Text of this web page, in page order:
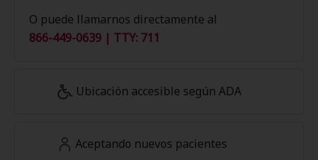
O puede llamarnos directamente al
866-449-0639 | TTY: 711
Ubicación accesible según ADA
Aceptando nuevos pacientes